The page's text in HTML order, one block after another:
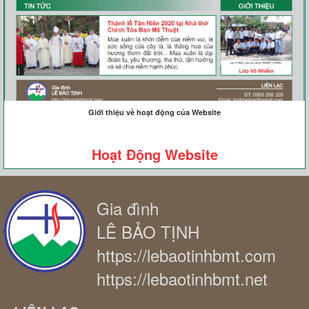
Giới thiệu về hoạt động của Website
Hoạt Động Website
Gia đình
LÊ BẢO TỊNH
https://lebaotinhbmt.com
https://lebaotinhbmt.net